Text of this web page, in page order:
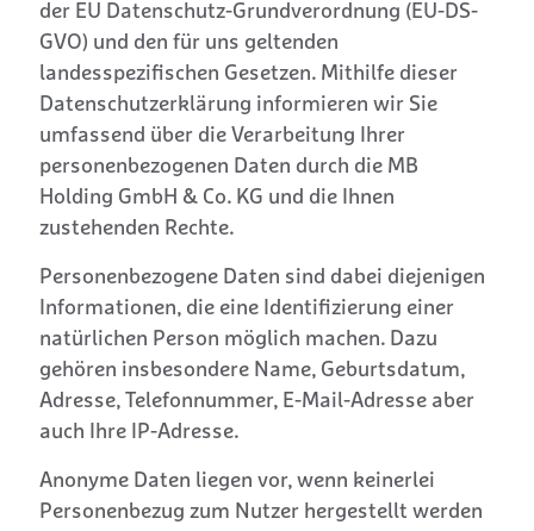
der EU Datenschutz-Grundverordnung (EU-DS-
GVO) und den für uns geltenden
landesspezifischen Gesetzen. Mithilfe dieser
Datenschutzerklärung informieren wir Sie
umfassend über die Verarbeitung Ihrer
personenbezogenen Daten durch die MB
Holding GmbH & Co. KG und die Ihnen
zustehenden Rechte.
Personenbezogene Daten sind dabei diejenigen
Informationen, die eine Identifizierung einer
natürlichen Person möglich machen. Dazu
gehören insbesondere Name, Geburtsdatum,
Adresse, Telefonnummer, E-Mail-Adresse aber
auch Ihre IP-Adresse.
Anonyme Daten liegen vor, wenn keinerlei
Personenbezug zum Nutzer hergestellt werden